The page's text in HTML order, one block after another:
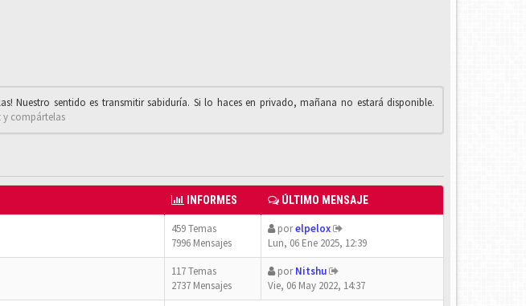
Nuestro sentido es transmitir sabiduría. Si lo haces en privado, mañana no estará disponible.
y compártelas
INFORMES ÚLTIMO MENSAJE
459 Temas
7996 Mensajes
porelpelox
Lun, 06 Ene 2025, 12:39
117 Temas
2737 Mensajes
porNitshu
Vie, 06 May 2022, 14:37